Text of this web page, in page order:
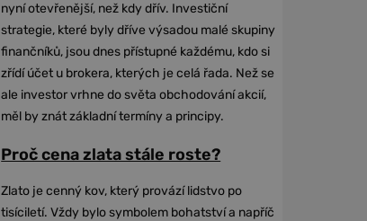
nyní otevřenější, než kdy dřív. Investiční
strategie, které byly dříve výsadou malé skupiny
finančníků, jsou dnes přístupné každému, kdo si
zřídí účet u brokera, kterých je celá řada. Než se
ale investor vrhne do světa obchodování akcií,
měl by znát základní termíny a principy.
Proč cena zlata stále roste?
Zlato je cenný kov, který provází lidstvo po
tisíciletí. Vždy bylo symbolem bohatství a napříč